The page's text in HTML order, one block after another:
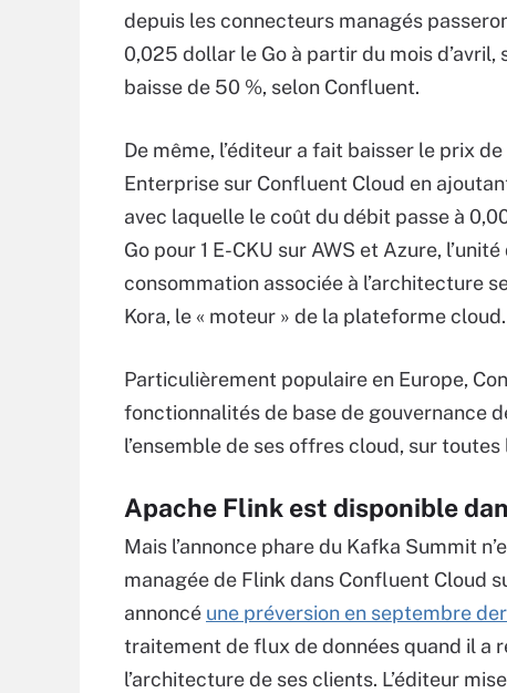
depuis les connecteurs managés
0,025 dollar le Go à partir du mois d’avril,
baisse de 50 %, selon Confluent.
De même, l’éditeur a fait baisser le prix
Enterprise sur Confluent Cloud en
avec laquelle le coût du débit passe à
Go pour 1 E-CKU sur AWS et Azure, l’unité
consommation associée à l’architecture
Kora, le « moteur » de la plateforme cloud.
Particulièrement populaire en Europe,
fonctionnalités de base de gouvernance
l’ensemble de ses offres cloud, sur toutes
Apache Flink est disponible
Mais l’annonce phare du Kafka Summit
managée de Flink dans Confluent Cloud
annoncé une préversion en septembre
traitement de flux de données quand il a
l’architecture de ses clients. L’éditeur